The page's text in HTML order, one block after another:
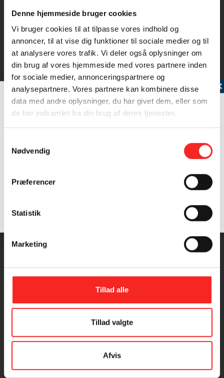
Denne hjemmeside bruger cookies
Vi bruger cookies til at tilpasse vores indhold og
annoncer, til at vise dig funktioner til sociale medier og til
at analysere vores trafik. Vi deler også oplysninger om
din brug af vores hjemmeside med vores partnere inden
for sociale medier, annonceringspartnere og
analysepartnere. Vores partnere kan kombinere disse
data med andre oplysninger, du har givet dem, eller som
de har indsamlet fra din brug af deres tjenester.
Nødvendig
Præferencer
Statistik
Marketing
Tillad alle
Tillad valgte
Afvis
Laksen er en sølvskinnende slank fisk med fedtfinne.
Læs mere
INGREDIENSER
4 PERSONER
4 laksesteaks uden skind og ben
4 butterdejsplader (frost)
1 æggeblomme
frisk dild
Tilmeld dig vores nyhedsbrev